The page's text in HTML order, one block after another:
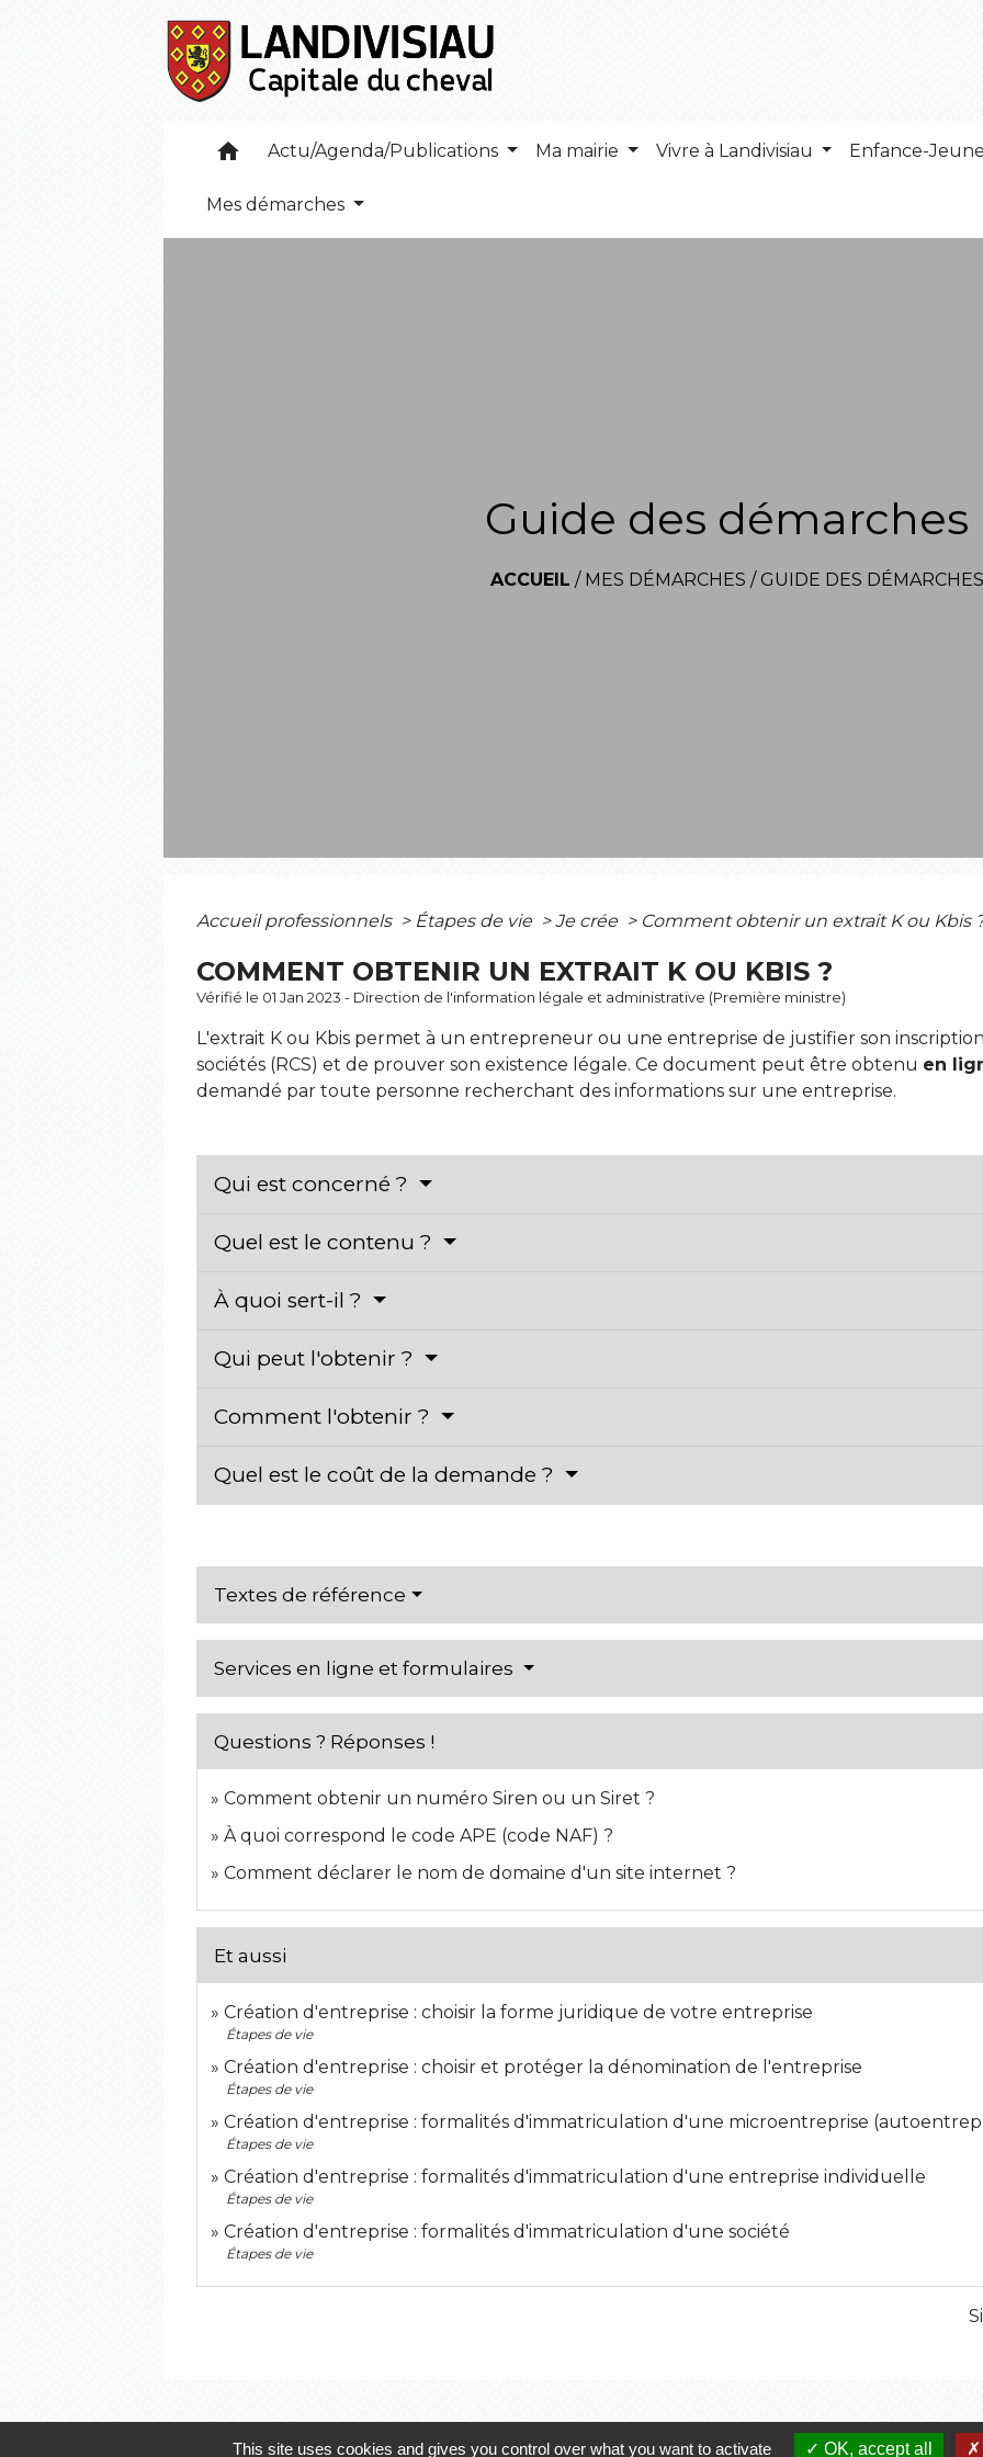
home Actu/Agenda/Publications Ma mairie Vivre à Landivisiau Enfance-
Mes démarches
Guide des démarches
ACCUEIL / MES DÉMARCHES / GUIDE DES DÉMARCHES
Accueil professionnels > Étapes de vie > Je crée > Comment obtenir un extrait K ou Kbis
COMMENT OBTENIR UN EXTRAIT K OU KBIS ?
Vérifié le 01 Jan 2023 - Direction de l'information légale et administrative (Première ministre)
L'extrait K ou Kbis permet à un entrepreneur ou une entreprise de justifier son
sociétés (RCS) et de prouver son existence légale. Ce document peut être obtenu en
demandé par toute personne recherchant des informations sur une entreprise.
Qui est concerné ?
Quel est le contenu ?
À quoi sert-il ?
Qui peut l'obtenir ?
Comment l'obtenir ?
Quel est le coût de la demande ?
Textes de référence
Services en ligne et formulaires
Questions ? Réponses !
Comment obtenir un numéro Siren ou un Siret ?
À quoi correspond le code APE (code NAF) ?
Comment déclarer le nom de domaine d'un site internet ?
Et aussi
Création d'entreprise : choisir la forme juridique de votre entreprise
Étapes de vie
Création d'entreprise : choisir et protéger la dénomination de l'entreprise
Étapes de vie
Création d'entreprise : formalités d'immatriculation d'une microentreprise
Étapes de vie
Création d'entreprise : formalités d'immatriculation d'une entreprise individuelle
Étapes de vie
Création d'entreprise : formalités d'immatriculation d'une société
Étapes de vie
This site uses cookies and gives you control over what you want to activate OK, accept all